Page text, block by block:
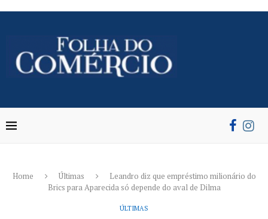
Home Últimas
Leandro diz que empréstimo milionário do
Brics para Aparecida só depende do aval de Dilma
ÚLTIMAS